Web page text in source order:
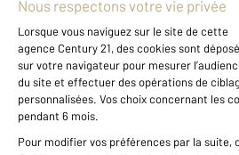
À propos
International
Nous contacter